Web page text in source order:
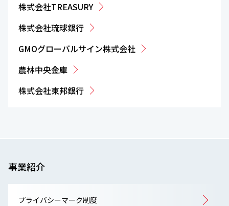
株式会社TREASURY
株式会社琉球銀行
GMOグローバルサイン株式会社
農林中央金庫
株式会社東邦銀行
事業紹介
プライバシーマーク制度